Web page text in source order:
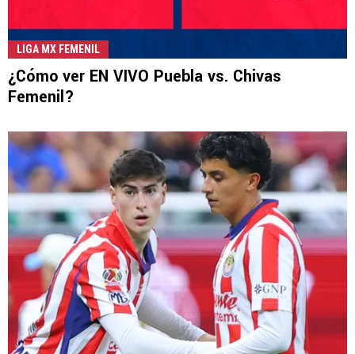
LIGA MX FEMENIL
¿Cómo ver EN VIVO Puebla vs. Chivas
Femenil?